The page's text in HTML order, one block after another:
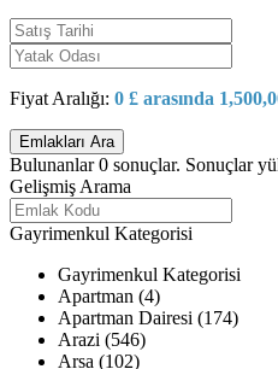
Fiyat Aralığı: 0 £ arasında
Bulunanlar0 sonuçlar. Sonuçlar
Gelişmiş Arama
Gayrimenkul Kategorisi
Gayrimenkul Kategorisi
Apartman (4)
Apartman Dairesi (174)
Arazi (546)
Arsa (102)